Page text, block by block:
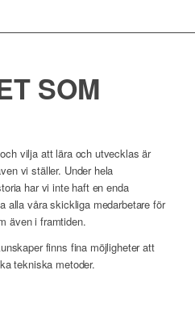
SOM
vilja att lära och utvecklas är
vi ställer. Under hela
har vi inte haft en enda
alla våra skickliga medarbetare för
även i framtiden.
finns fina möjligheter att
tekniska metoder.